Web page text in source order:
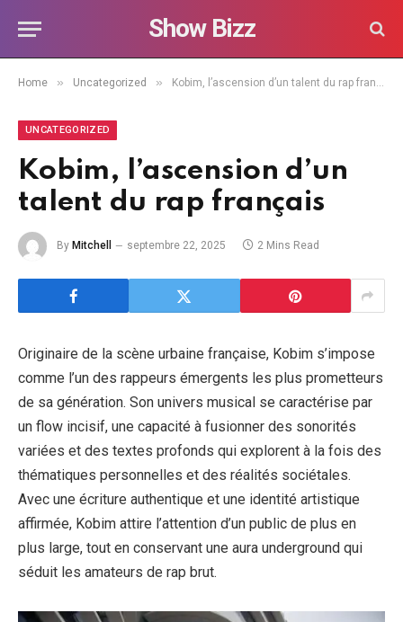
Show Bizz
Home » Uncategorized » Kobim, l’ascension d’un talent du rap français
UNCATEGORIZED
Kobim, l’ascension d’un
talent du rap français
By Mitchell septembre 22, 2025 2 Mins Read
Originaire de la scène urbaine française, Kobim s’impose
comme l’un des rappeurs émergents les plus prometteurs
de sa génération. Son univers musical se caractérise par
un flow incisif, une capacité à fusionner des sonorités
variées et des textes profonds qui explorent à la fois des
thématiques personnelles et des réalités sociétales.
Avec une écriture authentique et une identité artistique
affirmée, Kobim attire l’attention d’un public de plus en
plus large, tout en conservant une aura underground qui
séduit les amateurs de rap brut.